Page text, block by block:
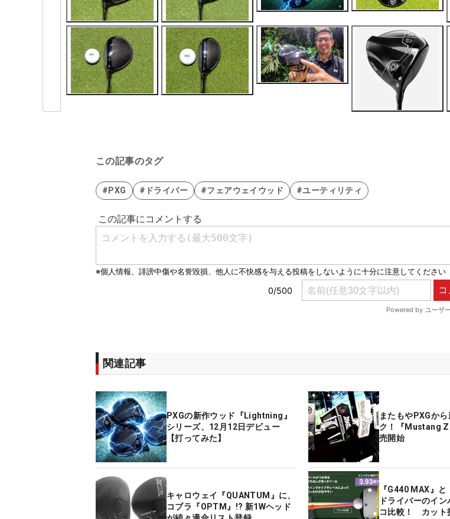
この記事のタグ
#PXG #ドライバー #フェアウェイウッド #ユーティリティ
関連記事
PXGの新作ウッド『Lightning』
シリーズ、12月12日デビュー
【打ってみた】
またもやPXGか
ク！『Mustang
売開始
キャロウェイ『QUANTUM』に、
コブラ『OPTM』!? 新1Wヘッド
『G440 MAX』と
ドライバーのイ
コ比較！ カット